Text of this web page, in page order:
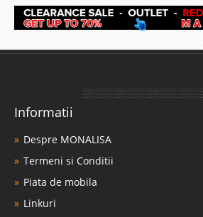
Informatii
Despre MONALISA
Termeni si Conditii
Piata de mobila
Linkuri